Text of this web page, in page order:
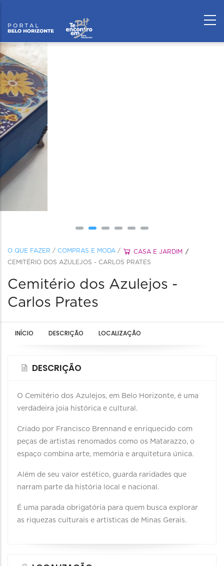
O QUE FAZER / COMPRAS E MODA /
CASA E JARDIM
CEMITÉRIO DOS AZULEJOS - CARLOS PRATES
Cemitério dos Azulejos -
Carlos Prates
INÍCIO DESCRIÇÃO LOCALIZAÇÃO
DESCRIÇÃO
O Cemitério dos Azulejos, em Belo Horizonte, é uma
verdadeira joia histórica e cultural.
Criado por Francisco Brennand e enriquecido com
peças de artistas renomados como os Matarazzo, o
espaço combina arte, memória e arquitetura única.
Além de seu valor estético, guarda raridades que
narram parte da história local e nacional.
É uma parada obrigatória para quem busca explorar
as riquezas culturais e artísticas de Minas Gerais.